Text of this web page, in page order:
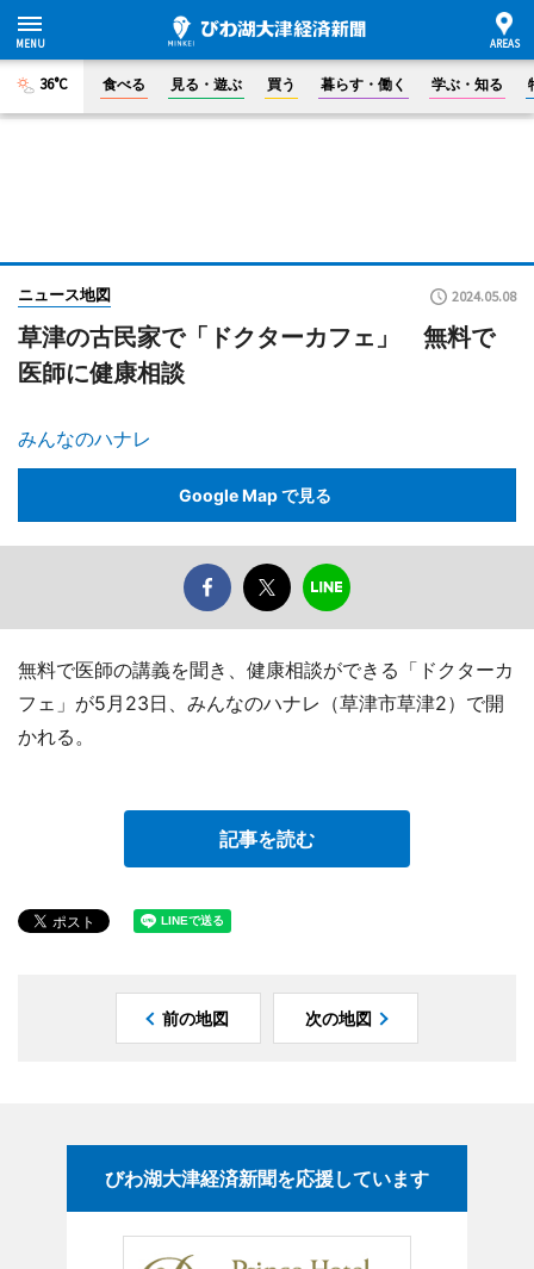
36°C 食べる 見る・遊ぶ 買う 暮らす・働く 学ぶ・知る
ニュース地図 2024.05.08
草津の古民家で「ドクターカフェ」 無料で
医師に健康相談
みんなのハナレ
Google Map で見る
無料で医師の講義を聞き、健康相談ができる「ドクターカ
フェ」が5月23日、みんなのハナレ（草津市草津2）で開
かれる。
記事を読む
前の地図 次の地図
びわ湖大津経済新聞を応援しています